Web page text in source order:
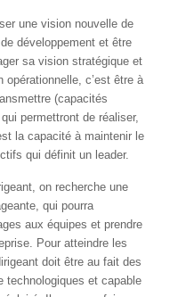
une vision nouvelle de
développement et être
sa vision stratégique et
c’est être à
(capacités
permettront de réaliser,
la capacité à maintenir le
qui définit un leader.
on recherche une
qui pourra
aux équipes et prendre
Pour atteindre les
doit être au fait des
technologiques et capable